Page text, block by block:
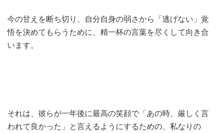
今の甘えを断ち切り、自分自身の弱さから「逃げない」覚
悟を決めてもらうために、精一杯の言葉を尽くして向き合
います。
それは、彼らが一年後に最高の笑顔で「あの時、厳しく言
われて良かった」と言えるようにするための、私なりの